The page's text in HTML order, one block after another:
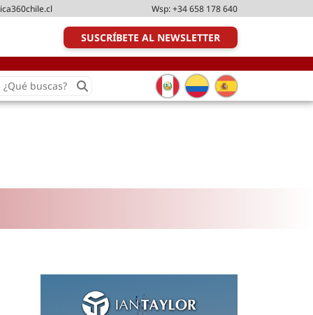
Wsp:+34 658 178 640
SUSCRÍBETE AL NEWSLETTER
Search
for: